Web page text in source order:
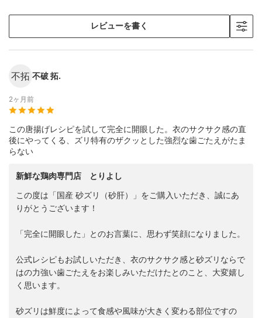
レビューを書く
不拓 不破 拓.
2ヶ月前
この唐揚げレシピを試して完全に開眼した。衣のサクサク感の直
後にやってくる、ズリ特有のザクッとした強烈な歯ごたえがたま
らない
新鮮な鶏肉専門店 とりよし
この度は「国産 砂ズリ（砂肝）」をご購入いただき、誠にあ
りがとうございます！
「完全に開眼した」とのお言葉に、思わず笑顔になりました。
公式レシピもお試しいただき、衣のサクサク感と砂ズリならで
はの力強い歯ごたえをお楽しみいただけたとのこと、大変嬉し
く思います。
砂ズリは鮮度によって食感や風味が大きく変わる部位ですの